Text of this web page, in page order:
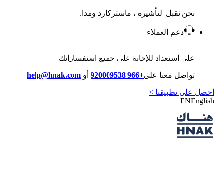
نحن نقبل التأشيرة ، ماستركارد ومدا.
دعم العملاء
على استعداد للإجابة على جميع استفساراتك
تواصل معنا على+966 920009538 أو help@hnak.com
احصل على تطبيقنا >
ENEnglish